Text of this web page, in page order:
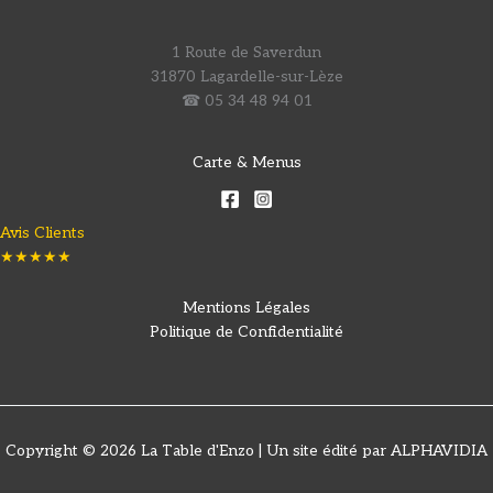
1 Route de Saverdun
31870 Lagardelle-sur-Lèze
☎ 05 34 48 94 01
Carte & Menus
Avis Clients
★★★★★
Mentions Légales
Politique de Confidentialité
Copyright © 2026 La Table d'Enzo | Un site édité par ALPHAVIDIA